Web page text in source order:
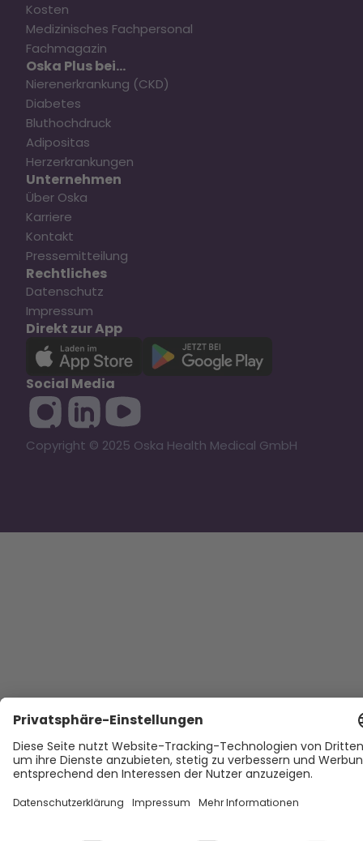
Kosten
Medizinisches Fachpersonal
Fachmagazin
Oska Plus bei...
Nierenerkrankung (CKD)
Diabetes
Bluthochdruck
Adipositas
Herzerkrankungen
Unternehmen
Über Oska
Karriere
Kontakt
Pressemitteilung
Rechtliches
Datenschutz
Impressum
Direkt zur App
Social Media
Copyright © 2025 Oska Health Medical GmbH